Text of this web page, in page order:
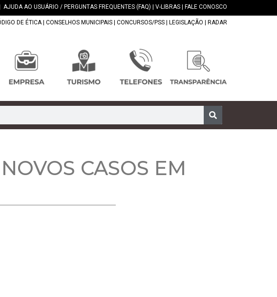
AJUDA AO USUÁRIO / PERGUNTAS FREQUENTES (FAQ) V-LIBRAS FALE CONOSCO
DE ÉTICA| CONSELHOS MUNICIPAIS CONCURSOS/PSS LEGISLAÇÃO RADAR
CASOS EM